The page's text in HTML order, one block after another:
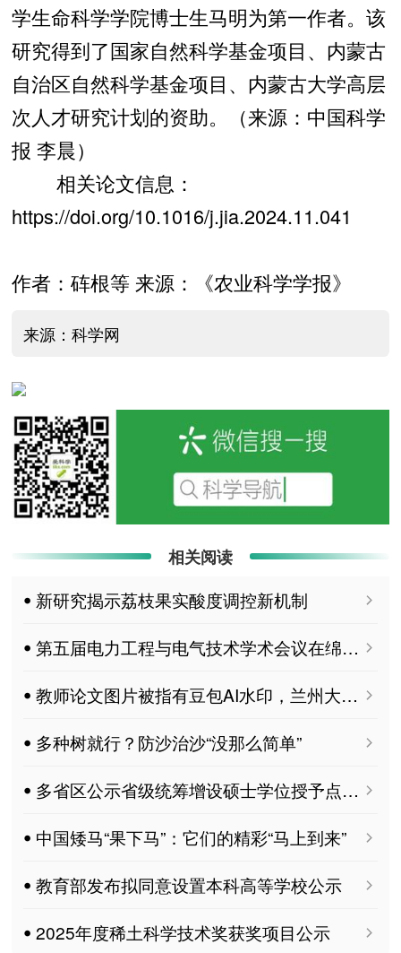
学生命科学学院博士生马明为第一作者。该
研究得到了国家自然科学基金项目、内蒙古
自治区自然科学基金项目、内蒙古大学高层
次人才研究计划的资助。（来源：中国科学
报 李晨）
相关论文信息：
https://doi.org/10.1016/j.jia.2024.11.041
作者：砗根等 来源：《农业科学学报》
来源：科学网
相关阅读
ꔷ 新研究揭示荔枝果实酸度调控新机制
ꔷ 第五届电力工程与电气技术学术会议在绵阳召开
ꔷ 教师论文图片被指有豆包AI水印，兰州大学回应｜一周动态
ꔷ 多种树就行？防沙治沙“没那么简单”
ꔷ 多省区公示省级统筹增设硕士学位授予点名单
ꔷ 中国矮马“果下马”：它们的精彩“马上到来”
ꔷ 教育部发布拟同意设置本科高等学校公示
ꔷ 2025年度稀土科学技术奖获奖项目公示